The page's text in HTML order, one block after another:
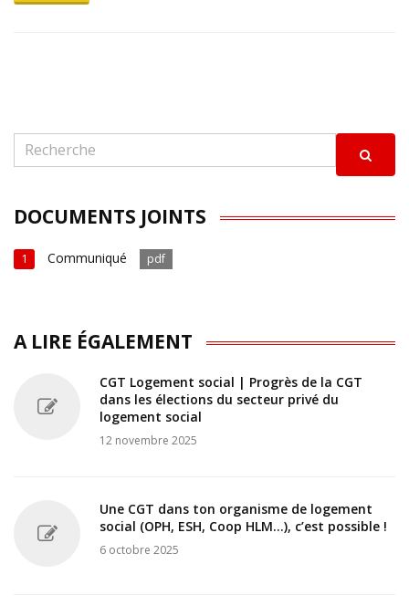
DOCUMENTS JOINTS
1 Communiqué pdf
A LIRE ÉGALEMENT
CGT Logement social | Progrès de la CGT
dans les élections du secteur privé du
logement social
12 novembre 2025
Une CGT dans ton organisme de logement
social (OPH, ESH, Coop HLM...), c’est possible !
6 octobre 2025